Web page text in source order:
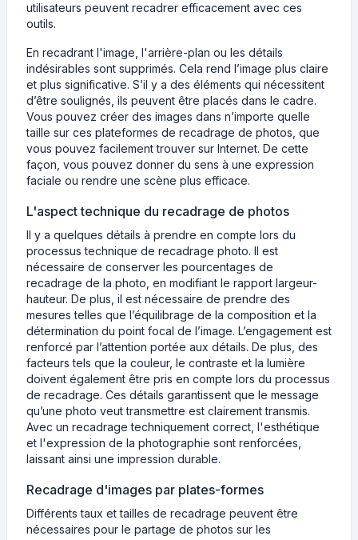
utilisateurs peuvent recadrer efficacement avec ces
outils.
En recadrant l'image, l'arrière-plan ou les détails
indésirables sont supprimés. Cela rend l’image plus claire
et plus significative. S’il y a des éléments qui nécessitent
d’être soulignés, ils peuvent être placés dans le cadre.
Vous pouvez créer des images dans n’importe quelle
taille sur ces plateformes de recadrage de photos, que
vous pouvez facilement trouver sur Internet. De cette
façon, vous pouvez donner du sens à une expression
faciale ou rendre une scène plus efficace.
L'aspect technique du recadrage de photos
Il y a quelques détails à prendre en compte lors du
processus technique de recadrage photo. Il est
nécessaire de conserver les pourcentages de
recadrage de la photo, en modifiant le rapport largeur-
hauteur. De plus, il est nécessaire de prendre des
mesures telles que l’équilibrage de la composition et la
détermination du point focal de l’image. L’engagement est
renforcé par l’attention portée aux détails. De plus, des
facteurs tels que la couleur, le contraste et la lumière
doivent également être pris en compte lors du processus
de recadrage. Ces détails garantissent que le message
qu’une photo veut transmettre est clairement transmis.
Avec un recadrage techniquement correct, l'esthétique
et l'expression de la photographie sont renforcées,
laissant ainsi une impression durable.
Recadrage d'images par plates-formes
Différents taux et tailles de recadrage peuvent être
nécessaires pour le partage de photos sur les